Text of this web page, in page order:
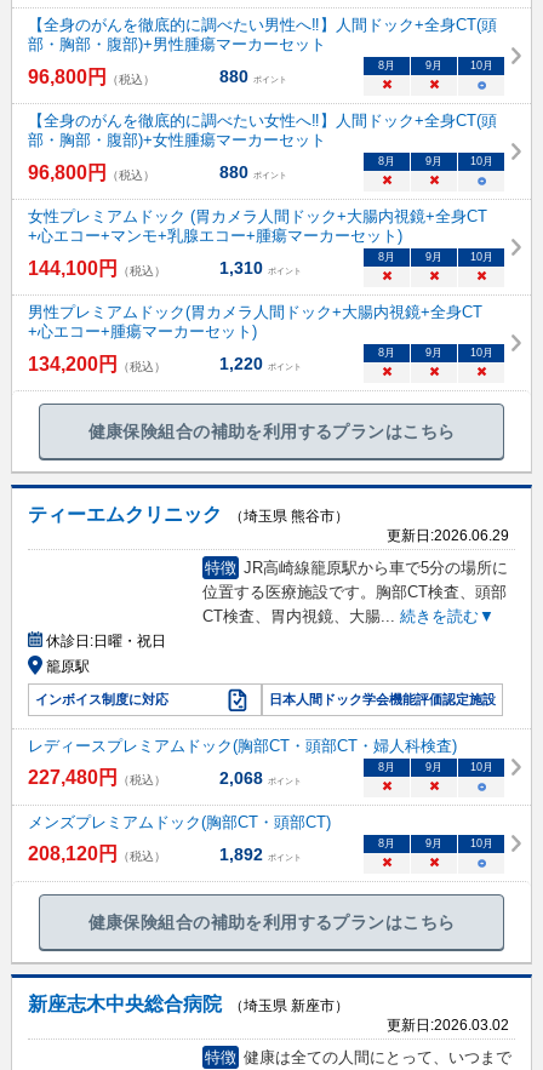
【全身のがんを徹底的に調べたい男性へ‼】人間ドック+全身CT(頭
部・胸部・腹部)+男性腫瘍マーカーセット
96,800円 （税込） 880 ポイント
8月 9月 10月
× × ○
【全身のがんを徹底的に調べたい女性へ‼】人間ドック+全身CT(頭
部・胸部・腹部)+女性腫瘍マーカーセット
96,800円 （税込） 880 ポイント
8月 9月 10月
× × ○
女性プレミアムドック (胃カメラ人間ドック+大腸内視鏡+全身CT
+心エコー+マンモ+乳腺エコー+腫瘍マーカーセット)
144,100円 （税込） 1,310 ポイント
8月 9月 10月
× × ×
男性プレミアムドック(胃カメラ人間ドック+大腸内視鏡+全身CT
+心エコー+腫瘍マーカーセット)
134,200円 （税込） 1,220 ポイント
8月 9月 10月
× × ×
健康保険組合の補助を利用するプランはこちら
ティーエムクリニック
（埼玉県 熊谷市）
更新日:2026.06.29
特徴 JR高崎線籠原駅から車で5分の場所に
位置する医療施設です。胸部CT検査、頭部
CT検査、胃内視鏡、大腸... 続きを読む▼
休診日:日曜・祝日
籠原駅
インボイス制度に対応 日本人間ドック学会機能評価認定施設
レディースプレミアムドック(胸部CT・頭部CT・婦人科検査)
227,480円 （税込） 2,068 ポイント
8 月 9 月 10月
× × ○
メンズプレミアムドック(胸部CT・頭部CT)
208,120円 （税込） 1,892 ポイント
8 月 9 月 10月
× × ○
健康保険組合の補助を利用するプランはこちら
新座志木中央総合病院
（埼玉県 新座市）
更新日:2026.03.02
特徴 健康は全ての人間にとって、いつまで